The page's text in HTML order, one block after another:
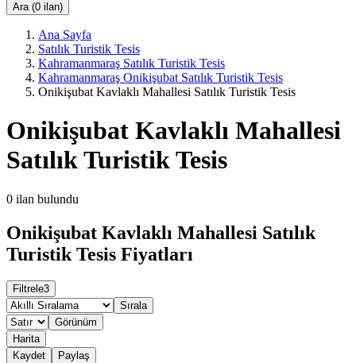
Ara (0 ilan)
Ana Sayfa
Satılık Turistik Tesis
Kahramanmaraş Satılık Turistik Tesis
Kahramanmaraş Onikişubat Satılık Turistik Tesis
Onikişubat Kavlaklı Mahallesi Satılık Turistik Tesis
Onikişubat Kavlaklı Mahallesi
Satılık Turistik Tesis
0 ilan bulundu
Onikişubat Kavlaklı Mahallesi Satılık
Turistik Tesis Fiyatları
Filtrele3
Sırala
Görünüm
Harita
Kaydet
Paylaş